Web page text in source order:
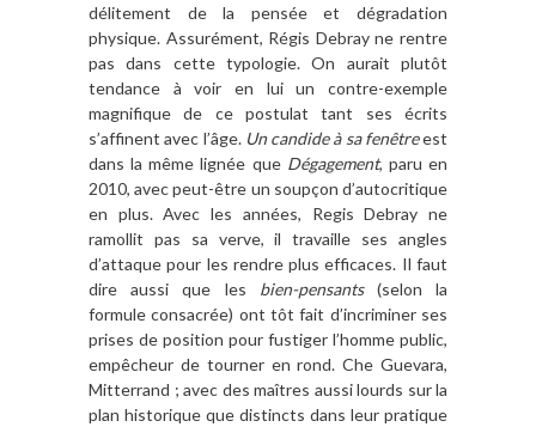
délitement de la pensée et dégradation
physique. Assurément, Régis Debray ne rentre
pas dans cette typologie. On aurait plutôt
tendance à voir en lui un contre-exemple
magnifique de ce postulat tant ses écrits
s’affinent avec l’âge. Un candide à sa fenêtreest
dans la même lignée que Dégagement, paru en
2010, avec peut-être un soupçon d’autocritique
en plus. Avec les années, Regis Debray ne
ramollit pas sa verve, il travaille ses angles
d’attaque pour les rendre plus efficaces. Il faut
dire aussi que les bien-pensants(selon la
formule consacrée) ont tôt fait d’incriminer ses
prises de position pour fustiger l’homme public,
empêcheur de tourner en rond. Che Guevara,
Mitterrand ; avec des maîtres aussi lourds sur la
plan historique que distincts dans leur pratique